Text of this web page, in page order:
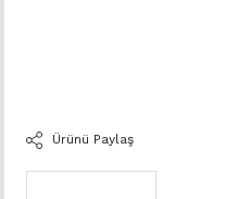
Ürünü Paylaş